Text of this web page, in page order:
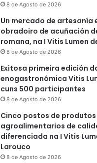
8 de Agosto de 2026
Un mercado de artesanía
obradoiro de acuñación
romana, na I Vitis Lumen
8 de Agosto de 2026
Exitosa primeira edición
enogastronómica Vitis
cuns 500 participantes
8 de Agosto de 2026
Cinco postos de produtos
agroalimentarios de
diferenciada na I Vitis
Larouco
8 de Agosto de 2026